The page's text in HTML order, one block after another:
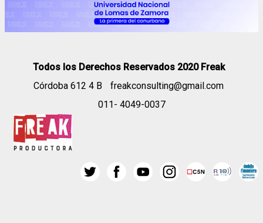
Todos los Derechos Reservados 2020 Freak
Córdoba 612 4 B
freakconsulting@gmail.com
011- 4049-0037